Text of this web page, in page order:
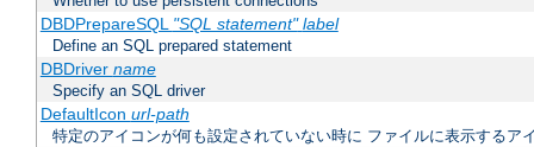
DBDPrepareSQL "SQL statement" label
Define an SQL prepared statement
DBDriver name
Specify an SQL driver
DefaultIcon url-path
特定のアイコンが何も設定されていない時に ファイルに表示するア